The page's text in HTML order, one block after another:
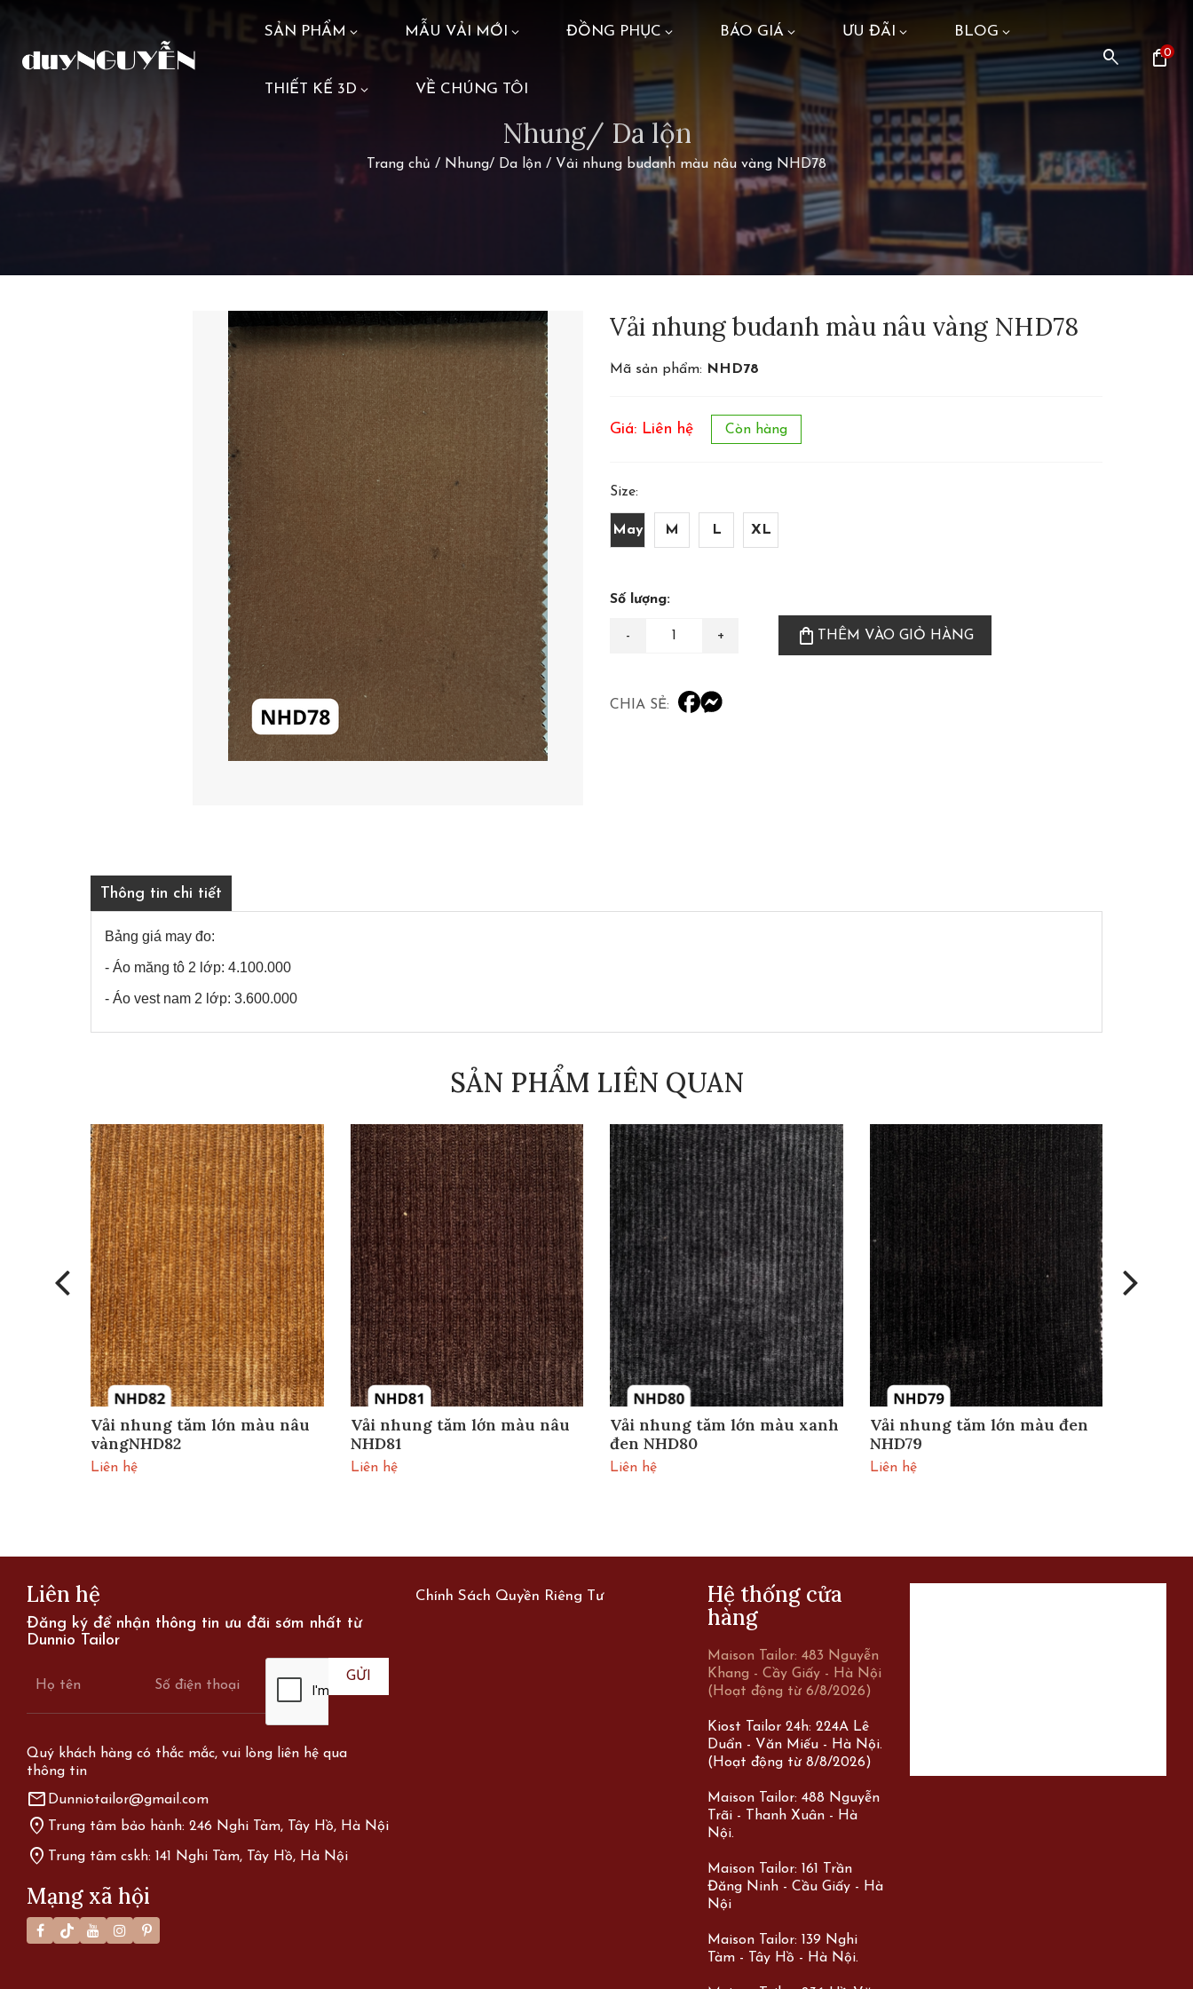
SẢN PHẨM MẪU VẢI MỚI ĐỒNG PHỤC BÁO GIÁ ƯU ĐÃI BLOG
THIẾT KẾ 3D VỀ CHÚNG TÔI
search shopping_bag
0
Nhung/ Da lộn
Trang chủ / Nhung/ Da lộn / Vải nhung budanh màu nâu vàng NHD78
Vải nhung budanh màu nâu vàng NHD78
Mã sản phẩm: NHD78
Giá: Liên hệ Còn hàng
Size:
May M L XL
Số lượng:
shopping_bag THÊM VÀO GIỎ HÀNG
CHIA SẺ:
Thông tin chi tiết
Bảng giá may đo:
- Áo măng tô 2 lớp: 4.100.000
- Áo vest nam 2 lớp: 3.600.000
SẢN PHẨM LIÊN QUAN
Vải nhung tăm lớn màu nâu
vàngNHD82
Liên hệ
Vải nhung tăm lớn màu nâu
NHD81
Liên hệ
Vải nhung tăm lớn màu xanh
đen NHD80
Liên hệ
Vải nhung tăm lớn màu đen
NHD79
Liên hệ
Liên hệ
Đăng ký để nhận thông tin ưu đãi sớm nhất từ
Dunnio Tailor
Quý khách hàng có thắc mắc, vui lòng liên hệ qua
thông tin
mail Dunniotailor@gmail.com
location_on Trung tâm bảo hành: 246 Nghi Tàm, Tây Hồ, Hà Nội
location_on Trung tâm cskh: 141 Nghi Tàm, Tây Hồ, Hà Nội
Mạng xã hội
Chính Sách Quyền Riêng Tư
Hệ thống cửa
hàng
Maison Tailor: 483 Nguyễn
Khang - Cầy Giấy - Hà Nội
(Hoạt động từ 6/8/2026)
Kiost Tailor 24h: 224A Lê
Duẩn - Văn Miếu - Hà Nội.
(Hoạt động từ 8/8/2026)
Maison Tailor: 488 Nguyễn
Trãi - Thanh Xuân - Hà
Nội.
Maison Tailor: 161 Trần
Đăng Ninh - Cầu Giấy - Hà
Nội
Maison Tailor: 139 Nghi
Tàm - Tây Hồ - Hà Nội.